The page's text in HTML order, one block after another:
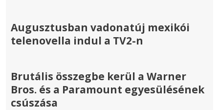
Augusztusban vadonatúj mexikói
telenovella indul a TV2-n
Brutális összegbe kerül a Warner
Bros. és a Paramount egyesülésének
csúszása